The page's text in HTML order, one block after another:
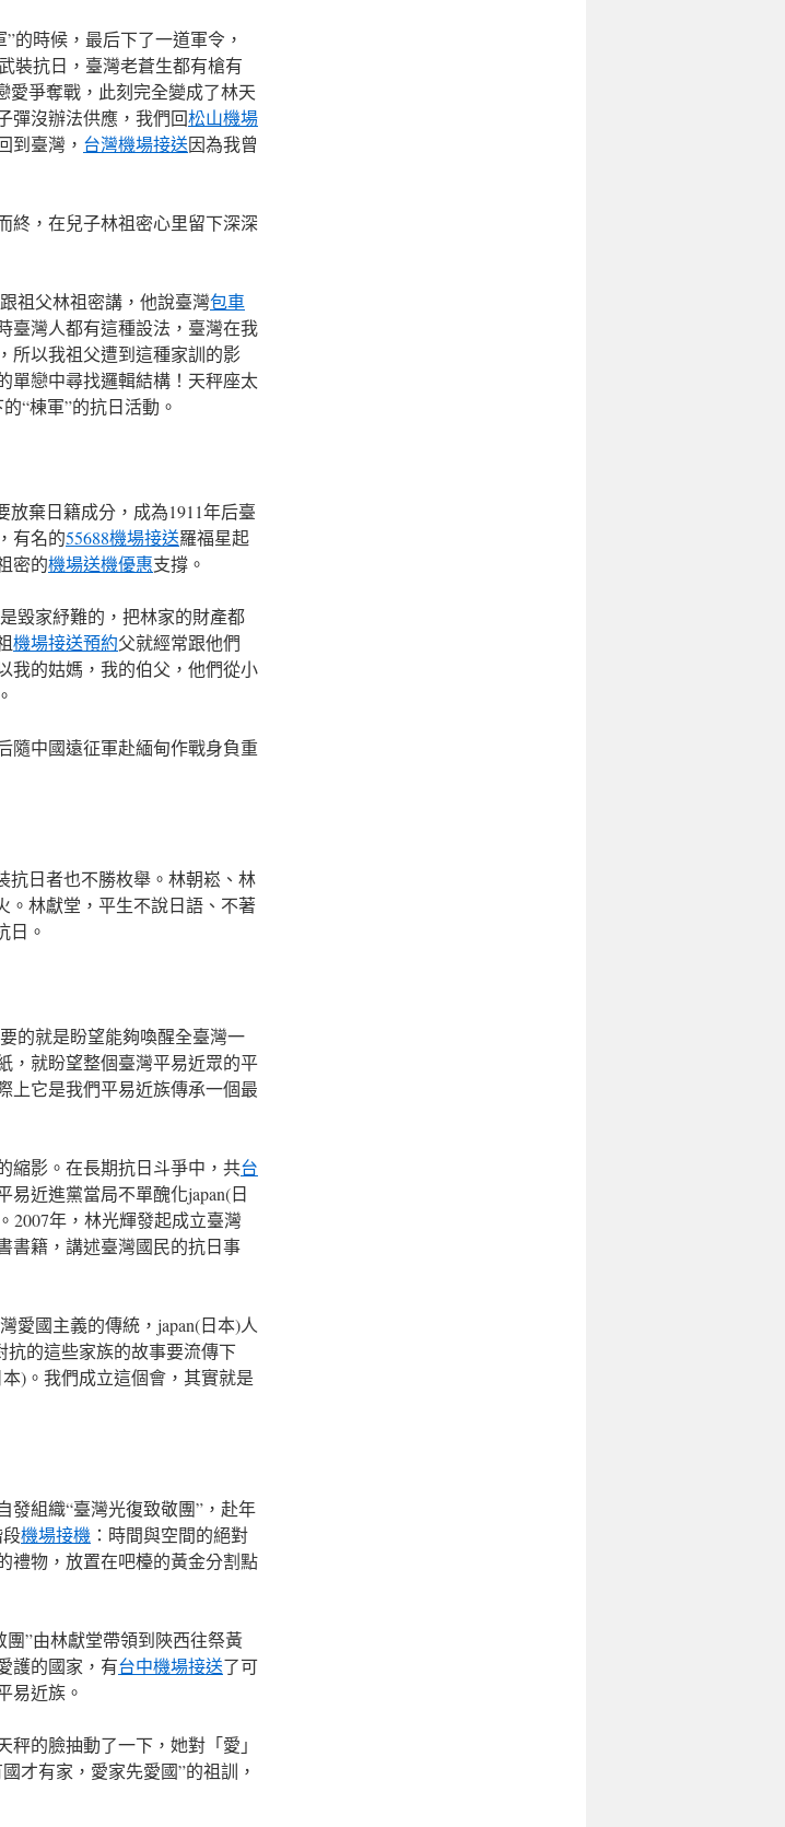
的時候，最后下了一道軍令，
裝抗日，臺灣老蒼生都有槍有
愛爭奪戰，此刻完全變成了林天
彈沒辦法供應，我們回松山機場
到臺灣， 台灣機場接送因為我曾
終，在兒子林祖密心里留下深深
祖父林祖密講，他說臺灣包車
臺灣人都有這種設法，臺灣在我
所以我祖父遭到這種家訓的影
單戀中尋找邏輯結構！天秤座太
“棟軍”的抗日活動。
棄日籍成分，成為1911年后臺
有名的55688機場接送羅福星起
密的機場送機優惠支撐。
毀家紓難的，把林家的財產都
機場接送預約父就經常跟他們
我的姑媽，我的伯父，他們從小
隨中國遠征軍赴緬甸作戰身負重
抗日者也不勝枚舉。林朝崧、林
。林獻堂，平生不說日語、不著
日。
的就是盼望能夠喚醒全臺灣一
，就盼望整個臺灣平易近眾的平
上它是我們平易近族傳承一個最
縮影。在長期抗日斗爭中，共台
易近進黨當局不單醜化japan(日
2007年，林光輝發起成立臺灣
書籍，講述臺灣國民的抗日事
愛國主義的傳統，japan(日本)人
抗的這些家族的故事要流傳下
)。我們成立這個會，其實就是
發組織“臺灣光復致敬團”，赴年
機場接機 ：時間與空間的絕對
禮物，放置在吧檯的黃金分割點
團”由林獻堂帶領到陜西往祭黃
護的國家，有台中機場接送了可
易近族。
的臉抽動了一下，她對「愛」
才有家，愛家先愛國”的祖訓，